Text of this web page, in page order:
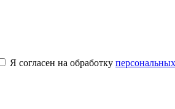
Я согласен на обработку